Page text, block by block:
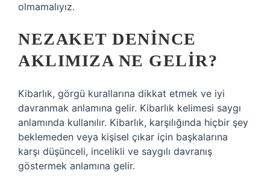
olmamalıyız.
NEZAKET DENINCE
AKLIMIZA NE GELIR?
Kibarlık, görgü kurallarına dikkat etmek ve iyi
davranmak anlamına gelir. Kibarlık kelimesi saygı
anlamında kullanılır. Kibarlık, karşılığında hiçbir şey
beklemeden veya kişisel çıkar için başkalarına
karşı düşünceli, incelikli ve saygılı davranış
göstermek anlamına gelir.